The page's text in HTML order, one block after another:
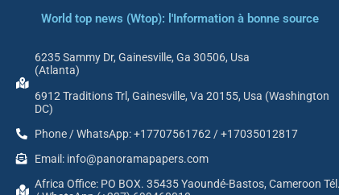
World top news (Wtop): l'Information à bonne source
6235 Sammy Dr, Gainesville, Ga 30506, Usa
(Atlanta)
6912 Traditions Trl, Gainesville, Va 20155, Usa (Washington
DC)
Phone / WhatsApp: +17707561762 / +17035012817
Email: info@panoramapapers.com
Africa Office: PO BOX. 35435 Yaoundé-Bastos, Cameroon Tél.